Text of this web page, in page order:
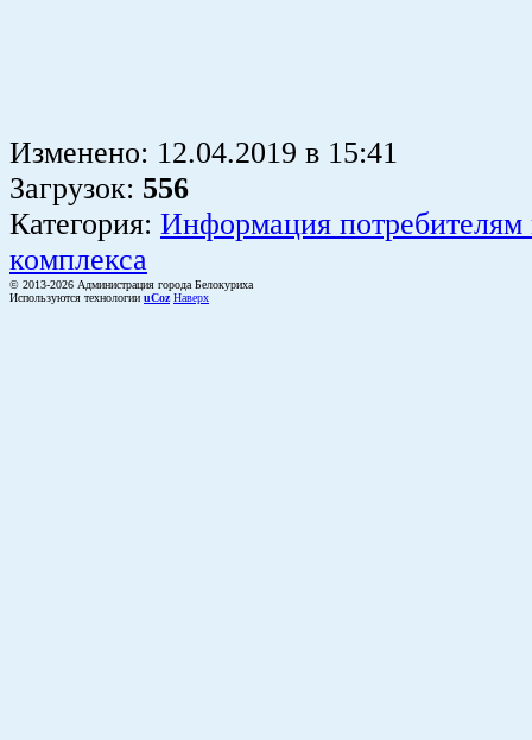
Изменено: 12.04.2019 в 15:41
Загрузок: 556
Категория: Информация потребителям
комплекса
© 2013-2026 Администрация города Белокуриха
Используются технологии uCoz Наверх